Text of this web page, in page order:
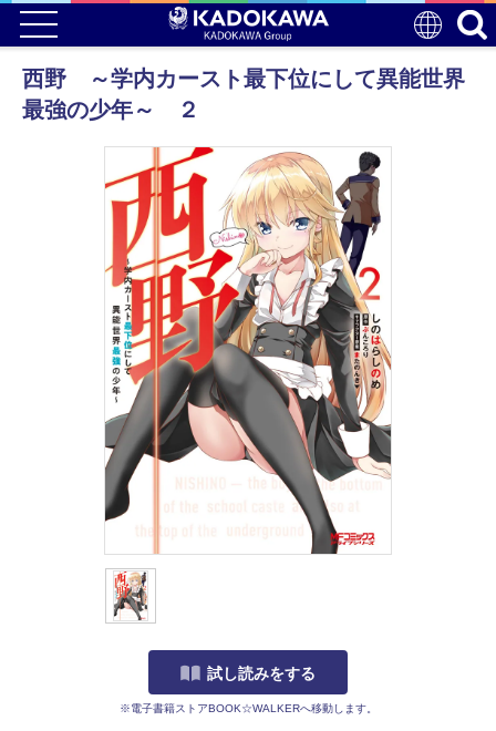
西野 ～学内カースト最下位にして異能世界
最強の少年～ ２
試し読みをする
※電子書籍ストアBOOK☆WALKERへ移動します。